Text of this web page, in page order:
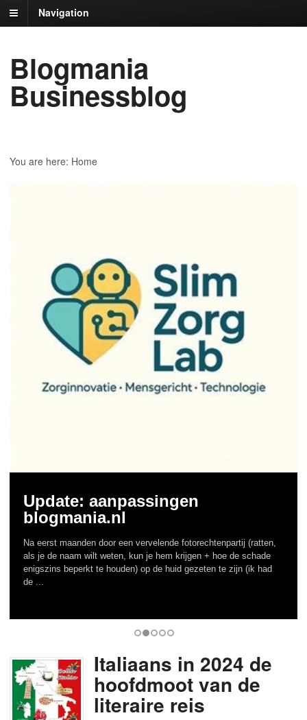
Navigation
Blogmania
Businessblog
You are here: Home
Update: aanpassingen
blogmania.nl
Na eerst maanden door een vervelende fotorechtenpartij (ratten,
als je de naam wilt weten, kun je hem krijgen + hoe de schade
enigszins beperkt te houden) op de huid gezeten te zijn (ik had
de ...
Italiaans in 2024 de
hoofdmoot van de
literaire reis